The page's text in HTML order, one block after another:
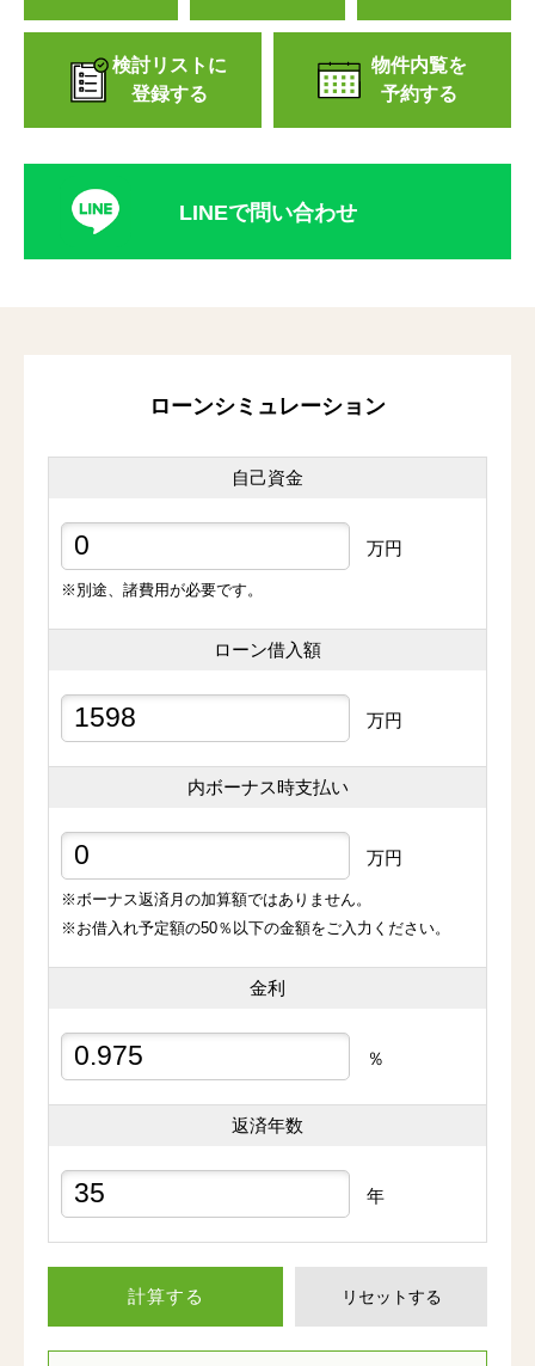
検討リストに
登録する
物件内覧を
予約する
LINEで問い合わせ
ローンシミュレーション
自己資金
万円
※別途、諸費用が必要です。
ローン借入額
万円
内ボーナス時支払い
万円
※ボーナス返済月の加算額ではありません。
※お借入れ予定額の50％以下の金額をご入力ください。
金利
％
返済年数
年
計算する リセットする